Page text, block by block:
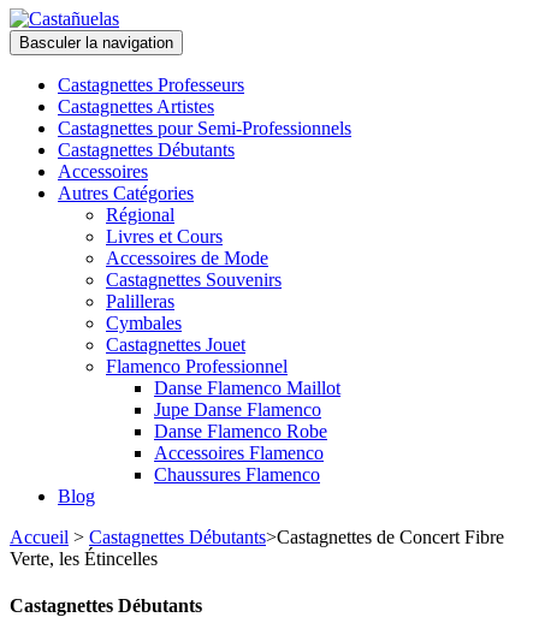
Basculer la navigation
Castagnettes Professeurs
Castagnettes Artistes
Castagnettes pour Semi-Professionnels
Castagnettes Débutants
Accessoires
Autres Catégories
Régional
Livres et Cours
Accessoires de Mode
Castagnettes Souvenirs
Palilleras
Cymbales
Castagnettes Jouet
Flamenco Professionnel
Danse Flamenco Maillot
Jupe Danse Flamenco
Danse Flamenco Robe
Accessoires Flamenco
Chaussures Flamenco
Blog
Accueil > Castagnettes Débutants>Castagnettes de Concert Fibre
Verte, les Étincelles
Castagnettes Débutants